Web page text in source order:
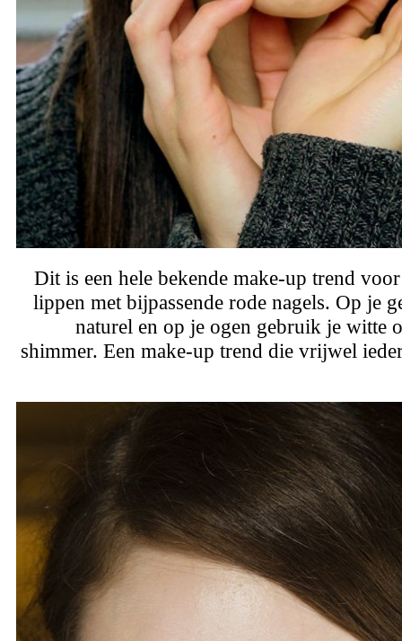
Dit is een hele bekende make-up trend
lippen met bijpassende rode nagels. Op je
naturel en op je ogen gebruik je witte
shimmer. Een make-up trend die vrijwel